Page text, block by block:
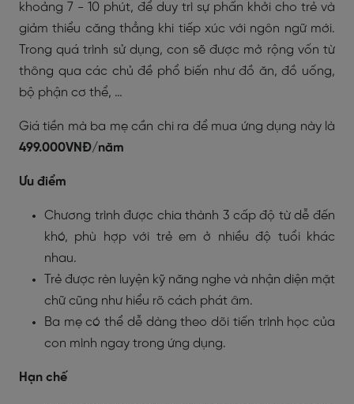
khoảng 7 - 10 phút, để duy trì sự phấn khởi cho trẻ và
giảm thiểu căng thẳng khi tiếp xúc với ngôn ngữ mới.
Trong quá trình sử dụng, con sẽ được mở rộng vốn từ
thông qua các chủ đề phổ biến như đồ ăn, đồ uống,
bộ phận cơ thể, …
Giá tiền mà ba mẹ cần chi ra để mua ứng dụng này là
499.000VNĐ/năm
Ưu điểm
Chương trình được chia thành 3 cấp độ từ dễ đến
khó, phù hợp với trẻ em ở nhiều độ tuổi khác
nhau.
Trẻ được rèn luyện kỹ năng nghe và nhận diện mặt
chữ cũng như hiểu rõ cách phát âm.
Ba mẹ có thể dễ dàng theo dõi tiến trình học của
con mình ngay trong ứng dụng.
Hạn chế